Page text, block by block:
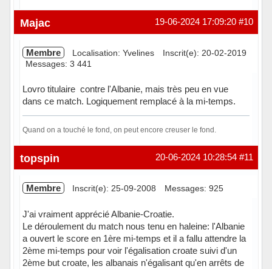
Hors ligne #10
19-06-2024 17:09:20
Majac
Membre Localisation: Yvelines
Inscrit(e): 20-02-2019
Messages: 3 441
Lovro titulaire contre l'Albanie, mais très peu en vue
dans ce match. Logiquement remplacé à la mi-temps.
Quand on a touché le fond, on peut encore creuser le fond.
Hors ligne #11
20-06-2024 10:28:54
topspin
Membre Inscrit(e): 25-09-2008 Messages: 925
J'ai vraiment apprécié Albanie-Croatie.
Le déroulement du match nous tenu en haleine: l'Albanie
a ouvert le score en 1ère mi-temps et il a fallu attendre la
2ème mi-temps pour voir l'égalisation croate suivi d'un
2ème but croate, les albanais n'égalisant qu'en arrêts de